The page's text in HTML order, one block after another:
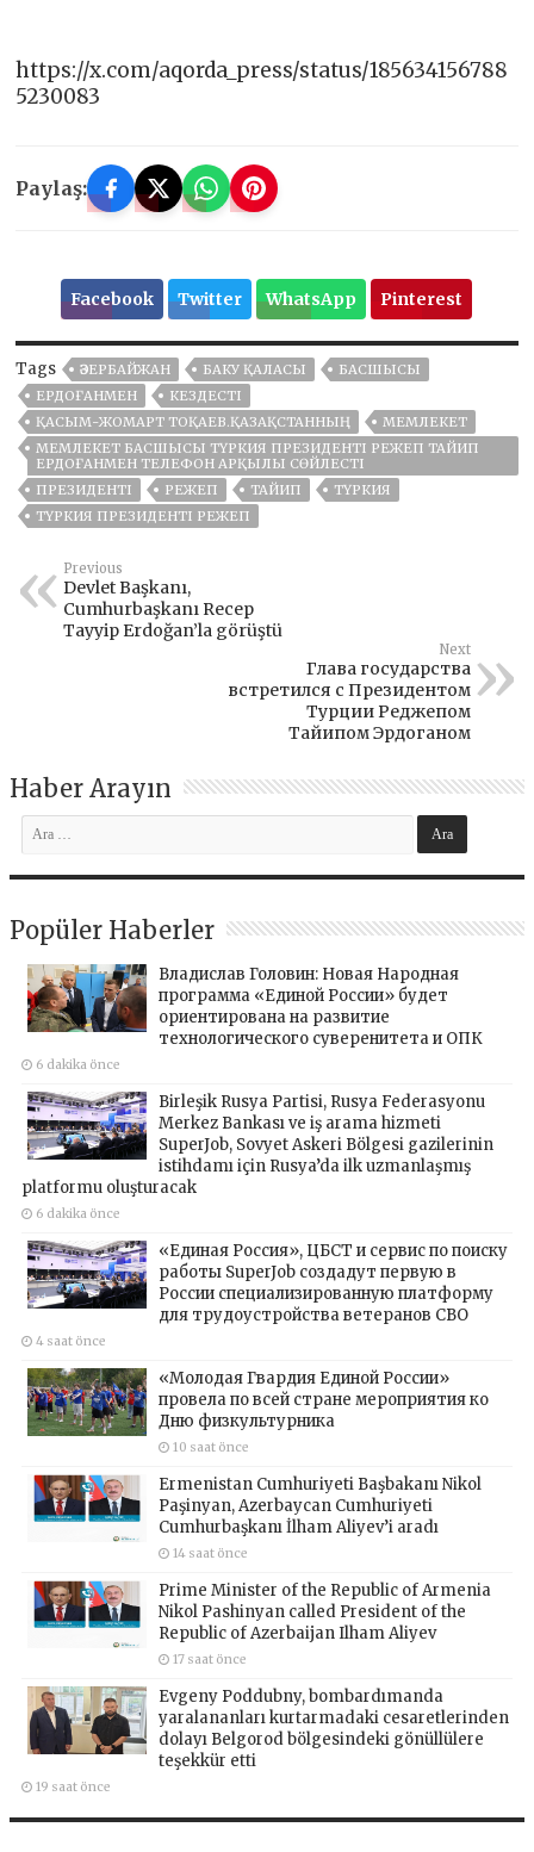
https://x.com/aqorda_press/status/185634156788
5230083
Paylaş:
Facebook Twitter WhatsApp Pinterest
Tags ӘЗЕРБАЙЖАН БАКУ ҚАЛАСЫ
БАСШЫСЫ
ЕРДОҒАНМЕН
КЕЗДЕСТІ
ҚАСЫМ-ЖОМАРТ ТОҚАЕВ.ҚАЗАҚСТАННЫҢ
МЕМЛЕКЕТ
МЕМЛЕКЕТ БАСШЫСЫ ТҮРКИЯ ПРЕЗИДЕНТІ РЕЖЕП ТАЙИП
ЕРДОҒАНМЕН ТЕЛЕФОН АРҚЫЛЫ СӨЙЛЕСТІ
ПРЕЗИДЕНТІ
РЕЖЕП ТАЙИП
ТҮРКИЯ
ТҮРКИЯ ПРЕЗИДЕНТІ РЕЖЕП
Previous
Devlet Başkanı,
Cumhurbaşkanı Recep
Tayyip Erdoğan’la görüştü
Next
Глава государства
встретился с Президентом
Турции Реджепом
Тайипом Эрдоганом
Haber Arayın
Popüler Haberler
Владислав Головин: Новая Народная
программа «Единой России» будет
ориентирована на развитие
технологического суверенитета и ОПК
6 dakika önce
Birleşik Rusya Partisi, Rusya Federasyonu
Merkez Bankası ve iş arama hizmeti
SuperJob, Sovyet Askeri Bölgesi gazilerinin
istihdamı için Rusya’da ilk uzmanlaşmış
platformu oluşturacak
6 dakika önce
«Единая Россия», ЦБСТ и сервис по поиску
работы SuperJob создадут первую в
России специализированную платформу
для трудоустройства ветеранов СВО
4 saat önce
«Молодая Гвардия Единой России»
провела по всей стране мероприятия ко
Дню физкультурника
10 saat önce
Ermenistan Cumhuriyeti Başbakanı Nikol
Paşinyan, Azerbaycan Cumhuriyeti
Cumhurbaşkanı İlham Aliyev’i aradı
14 saat önce
Prime Minister of the Republic of Armenia
Nikol Pashinyan called President of the
Republic of Azerbaijan Ilham Aliyev
17 saat önce
Evgeny Poddubny, bombardımanda
yaralananları kurtarmadaki cesaretlerinden
dolayı Belgorod bölgesindeki gönüllülere
teşekkür etti
19 saat önce